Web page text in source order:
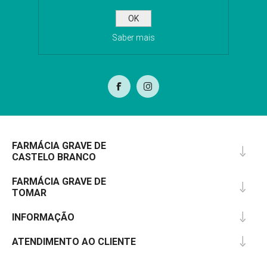
SUBSCREVA
FARMÁCIA GRAVE DE
CASTELO BRANCO
FARMÁCIA GRAVE DE
TOMAR
INFORMAÇÃO
ATENDIMENTO AO CLIENTE
OK
Saber mais